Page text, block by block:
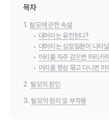
목차
1. 탈모에 관한 속설
• 대머리는 유전된다?
• 대머리는 심장질환이 나타
• 머리를 자주 감으면 머리카
• 머리를 항상 묶고 다니면
2. 탈모의 원인
3. 탈모약 원리 및 부작용